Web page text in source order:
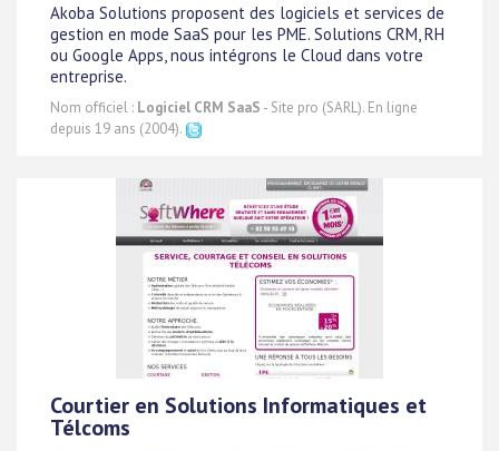
Akoba Solutions proposent des logiciels et services de
gestion en mode SaaS pour les PME. Solutions CRM, RH
ou Google Apps, nous intégrons le Cloud dans votre
entreprise.
Nom officiel : Logiciel CRM SaaS - Site pro (SARL). En ligne
depuis 19 ans (2004).
Courtier en Solutions Informatiques et
Télcoms